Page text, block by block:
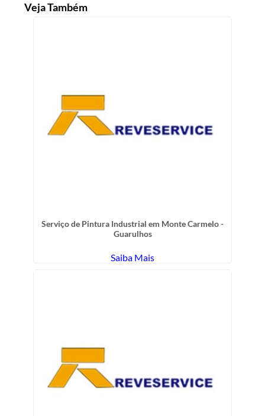
Veja Também
Serviço de Pintura Industrial em Monte Carmelo -
Guarulhos
Saiba Mais